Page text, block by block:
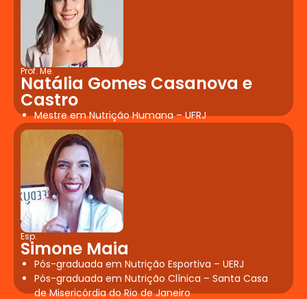
Prof. Me.
Natália Gomes Casanova e
Castro
Mestre em Nutrição Humana – UFRJ
Esp.
Simone Maia
Pós-graduada em Nutrição Esportiva – UERJ
Pós-graduada em Nutrição Clínica – Santa Casa
de Misericórdia do Rio de Janeiro